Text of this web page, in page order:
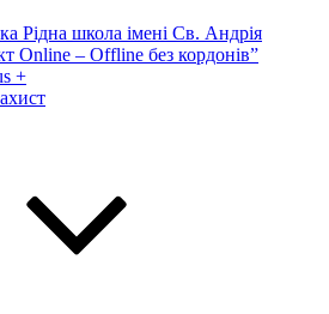
Рідна школа імені Св. Андрія
Online – Offline без кордонів”
+